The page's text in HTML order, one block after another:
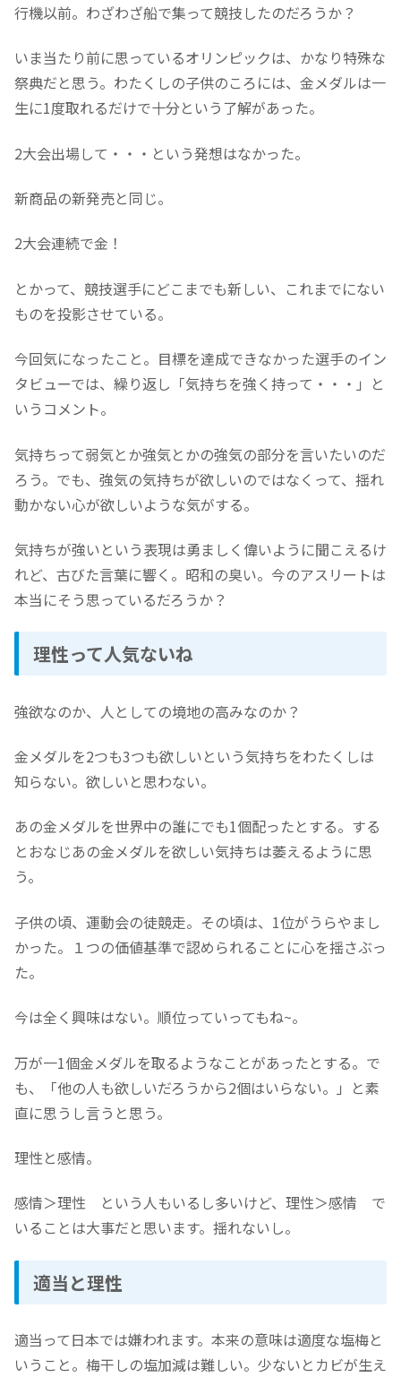
行機以前。わざわざ船で集って競技したのだろうか？
いま当たり前に思っているオリンピックは、かなり特殊な
祭典だと思う。わたくしの子供のころには、金メダルは一
生に1度取れるだけで十分という了解があった。
2大会出場して・・・という発想はなかった。
新商品の新発売と同じ。
2大会連続で金！
とかって、競技選手にどこまでも新しい、これまでにない
ものを投影させている。
今回気になったこと。目標を達成できなかった選手のイン
タビューでは、繰り返し「気持ちを強く持って・・・」と
いうコメント。
気持ちって弱気とか強気とかの強気の部分を言いたいのだ
ろう。でも、強気の気持ちが欲しいのではなくって、揺れ
動かない心が欲しいような気がする。
気持ちが強いという表現は勇ましく偉いように聞こえるけ
れど、古びた言葉に響く。昭和の臭い。今のアスリートは
本当にそう思っているだろうか？
理性って人気ないね
強欲なのか、人としての境地の高みなのか？
金メダルを2つも3つも欲しいという気持ちをわたくしは
知らない。欲しいと思わない。
あの金メダルを世界中の誰にでも1個配ったとする。する
とおなじあの金メダルを欲しい気持ちは萎えるように思
う。
子供の頃、運動会の徒競走。その頃は、1位がうらやまし
かった。１つの価値基準で認められることに心を揺さぶっ
た。
今は全く興味はない。順位っていってもね~。
万が一1個金メダルを取るようなことがあったとする。で
も、「他の人も欲しいだろうから2個はいらない。」と素
直に思うし言うと思う。
理性と感情。
感情＞理性 という人もいるし多いけど、理性＞感情 で
いることは大事だと思います。揺れないし。
適当と理性
適当って日本では嫌われます。本来の意味は適度な塩梅と
いうこと。梅干しの塩加減は難しい。少ないとカビが生え